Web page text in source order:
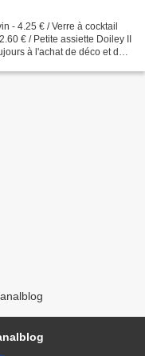
- 4.25 € / Verre à cocktail
€ / Petite assiette Doiley II
à l'achat de déco et de